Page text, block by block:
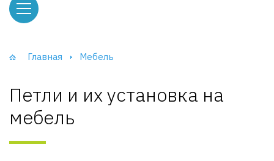
Главная Мебель
Петли и их установка на
мебель
и тумбы